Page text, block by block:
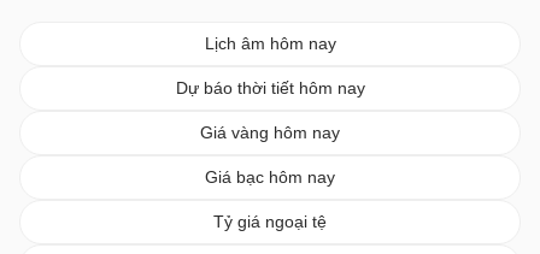
Lịch âm hôm nay
Dự báo thời tiết hôm nay
Giá vàng hôm nay
Giá bạc hôm nay
Tỷ giá ngoại tệ